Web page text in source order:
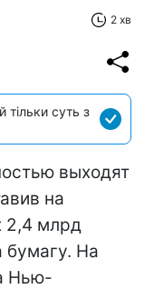
2 хв
суть з
выходят
на
2,4 млрд
бумагу. На
Нью-